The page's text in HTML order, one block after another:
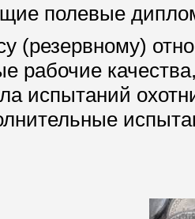
полевые
(резервному)
рабочие
испытаний